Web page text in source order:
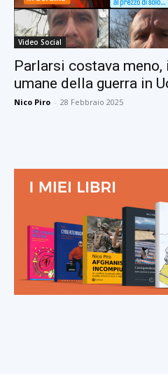
Video Social
Parlarsi costava
umane della guerra in
Nico Piro - 28 Febbraio 2025